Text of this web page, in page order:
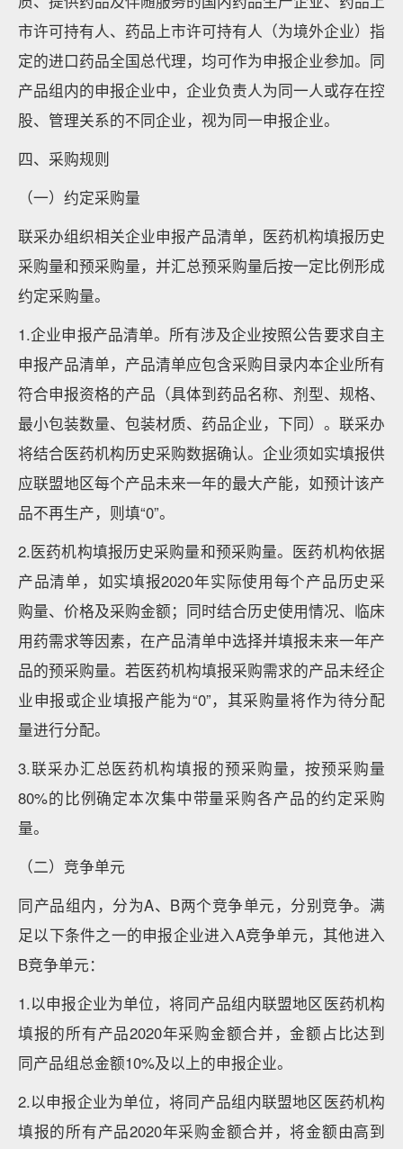
市许可持有人、药品上市许可持有人（为境外企业）指
定的进口药品全国总代理，均可作为申报企业参加。同
产品组内的申报企业中，企业负责人为同一人或存在控
股、管理关系的不同企业，视为同一申报企业。
四、采购规则
（一）约定采购量
联采办组织相关企业申报产品清单，医药机构填报历史
采购量和预采购量，并汇总预采购量后按一定比例形成
约定采购量。
1.企业申报产品清单。所有涉及企业按照公告要求自主
申报产品清单，产品清单应包含采购目录内本企业所有
符合申报资格的产品（具体到药品名称、剂型、规格、
最小包装数量、包装材质、药品企业，下同）。联采办
将结合医药机构历史采购数据确认。企业须如实填报供
应联盟地区每个产品未来一年的最大产能，如预计该产
品不再生产，则填“0”。
2.医药机构填报历史采购量和预采购量。医药机构依据
产品清单，如实填报2020年实际使用每个产品历史采
购量、价格及采购金额；同时结合历史使用情况、临床
用药需求等因素，在产品清单中选择并填报未来一年产
品的预采购量。若医药机构填报采购需求的产品未经企
业申报或企业填报产能为“0”，其采购量将作为待分配
量进行分配。
3.联采办汇总医药机构填报的预采购量，按预采购量
80%的比例确定本次集中带量采购各产品的约定采购
量。
（二）竞争单元
同产品组内，分为A、B两个竞争单元，分别竞争。满
足以下条件之一的申报企业进入A竞争单元，其他进入
B竞争单元：
1.以申报企业为单位，将同产品组内联盟地区医药机构
填报的所有产品2020年采购金额合并，金额占比达到
同产品组总金额10%及以上的申报企业。
2.以申报企业为单位，将同产品组内联盟地区医药机构
填报的所有产品2020年采购金额合并，将金额由高到